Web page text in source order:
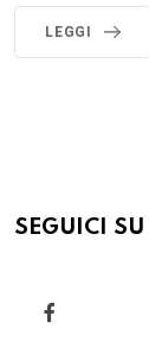
LEGGI
SEGUICI SU